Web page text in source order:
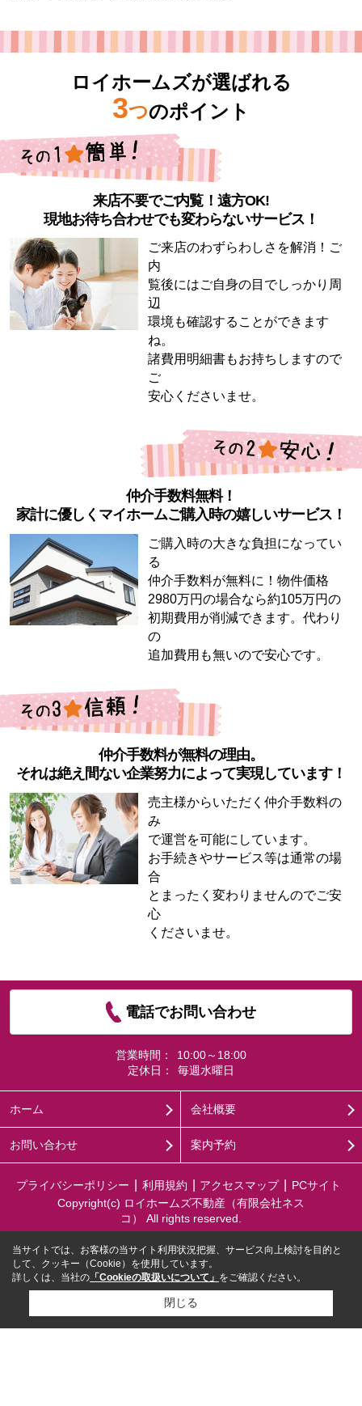
ロイホームズが選ばれる
3つのポイント
来店不要でご内覧！遠方OK!
現地お待ち合わせでも変わらないサービス！
ご来店のわずらわしさを解消！ご
内
覧後にはご自身の目でしっかり周
辺
環境も確認することができます
ね。
諸費用明細書もお持ちしますので
ご
安心くださいませ。
仲介手数料無料！
家計に優しくマイホームご購入時の嬉しいサービス！
ご購入時の大きな負担になってい
る
仲介手数料が無料に！物件価格
2980万円の場合なら約105万円の
初期費用が削減できます。代わり
の
追加費用も無いので安心です。
仲介手数料が無料の理由。
それは絶え間ない企業努力によって実現しています！
売主様からいただく仲介手数料の
み
で運営を可能にしています。
お手続きやサービス等は通常の場
合
とまったく変わりませんのでご安
心
くださいませ。
電話でお問い合わせ
営業時間：
10:00～18:00
定休日：
毎週水曜日
ホーム 会社概要
お問い合わせ 案内予約
プライバシーポリシー 利用規約 アクセスマップ
PCサイト
Copyright(c) ロイホームズ不動産（有限会社ネス
コ） All rights reserved.
当サイトでは、お客様の当サイト利用状況把握、サービス向上検討を目的と
して、クッキー（Cookie）を使用しています。
詳しくは、当社の 「Cookieの取扱いについて」 をご確認ください。
閉じる